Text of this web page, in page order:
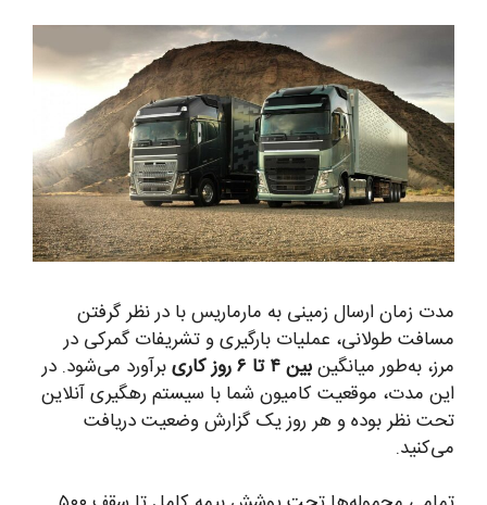
مدت زمان ارسال زمینی به مارماریس با در نظر گرفتن
مسافت طولانی، عملیات بارگیری و تشریفات گمرکی در
مرز، به‌طور میانگینبین ۴ تا ۶ روز کاری
برآورد می‌شود. در
این مدت، موقعیت کامیون شما با سیستم رهگیری آنلاین
تحت نظر بوده و هر روز یک گزارش وضعیت دریافت
می‌کنید.